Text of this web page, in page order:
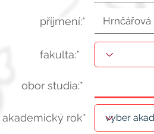
příjmení:*
fakulta:*
obor studia:*
akademický rok*